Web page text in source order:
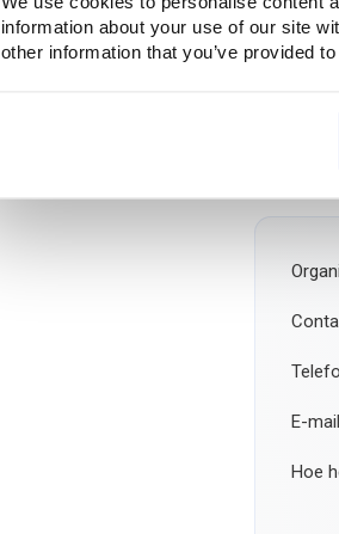
information about your use of our site
other information that you’ve provided
E-
Hoe